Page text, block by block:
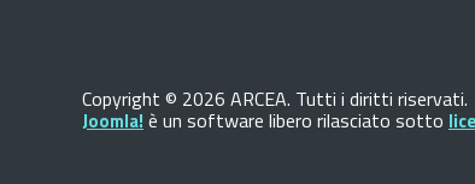
Copyright © 2026 ARCEA. Tutti i diritti riservati.
Joomla! è un software libero rilasciato sotto